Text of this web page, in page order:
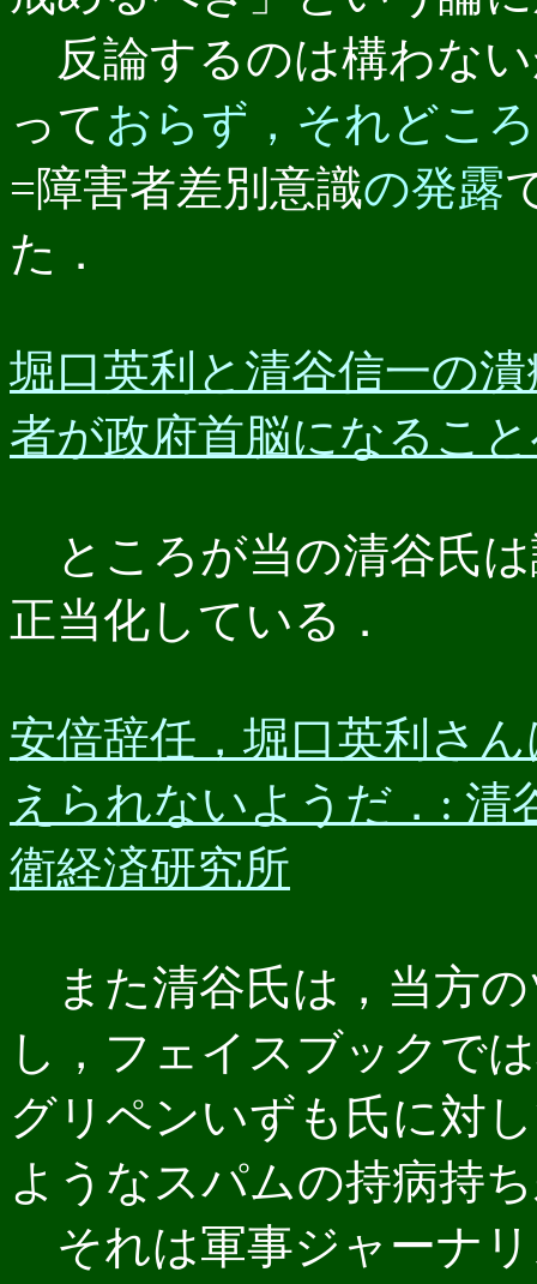
反論するのは構わな
っておらず，それどこ
=障害者差別意識の発露
た．
堀口英利と清谷信一の
者が政府首脳になるこ
ところが当の清谷氏
正当化している．
安倍辞任，堀口英利さ
えられないようだ．:
衛経済研究所
また清谷氏は，当方
し，フェイスブックで
グリペンいずも氏に対
ようなスパムの持病持
それは軍事ジャーナ